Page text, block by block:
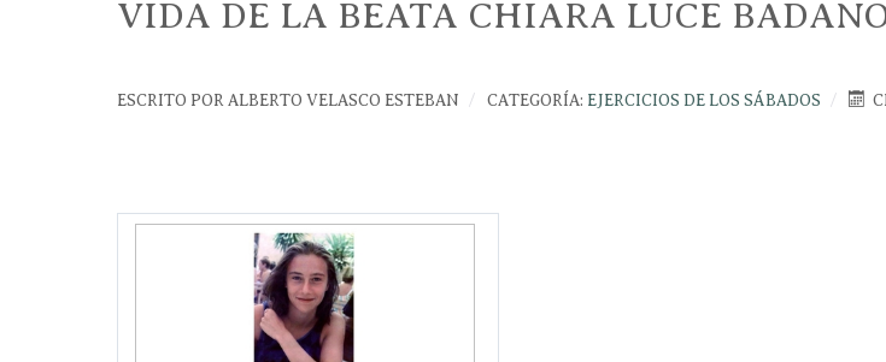
VIDA DE LA BEATA CHIARA LUCE
ESCRITO POR ALBERTO VELASCO ESTEBAN CATEGORÍA: EJERCICIOS DE LOS SÁBADOS